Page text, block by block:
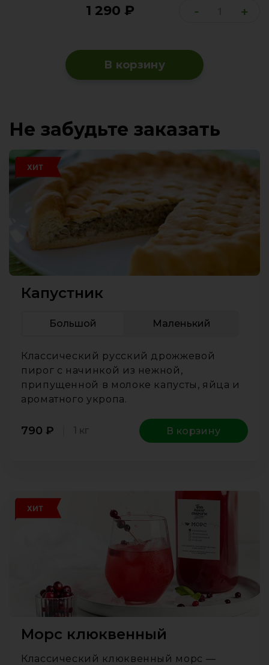
1 290 ₽ - +
В корзину
Не забудьте заказать
ХИТ
Капустник
Большой Маленький
Классический русский дрожжевой
пирог с начинкой из нежной,
припущенной в молоке капусты, яйца и
ароматного укропа.
790 ₽ 1 кг В корзину
ХИТ
Морс клюквенный
Классический клюквенный морс —